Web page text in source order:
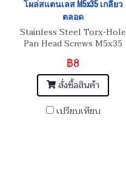
โผล่สแตนเลส M5x35 เกลียว
ตลอด
Stainless Steel Torx-Hole
Pan Head Screws M5x35
฿8
สั่งซื้อสินค้า
เปรียบเทียบ